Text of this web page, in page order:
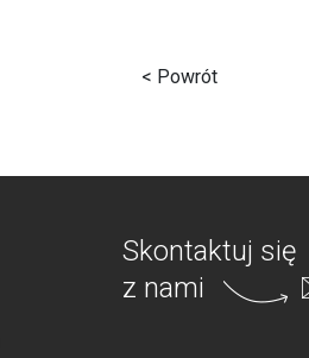
< Powrót
Skontaktuj się
z nami